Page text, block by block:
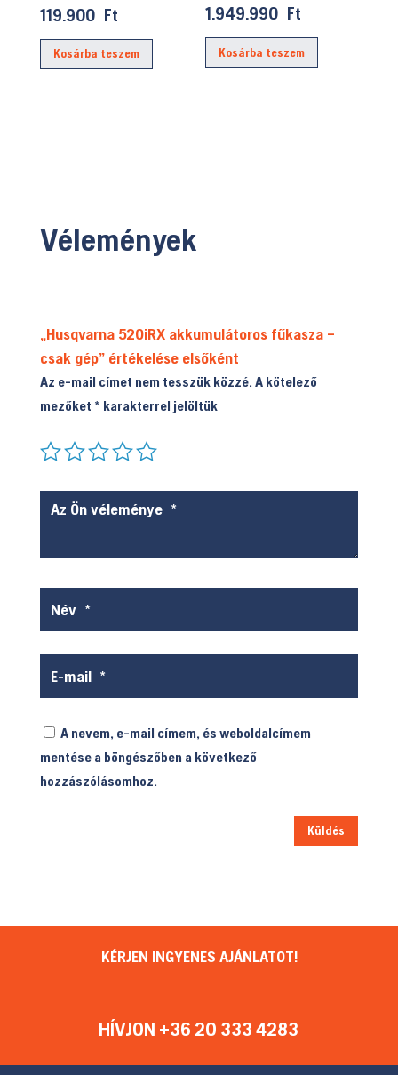
was:
149.990 Ft.
119.900 FtCurrent
price
is:
Kosárba teszem
1.949.990 Ft
Kosárba teszem
Vélemények
„Husqvarna 520iRX akkumulátoros fűkasza –
csak gép” értékelése elsőként
Az e-mail címet nem tesszük közzé. A kötelező
mezőket * karakterrel jelöltük
A nevem, e-mail címem, és weboldalcímem
mentése a böngészőben a következő
hozzászólásomhoz.
Küldés
KÉRJEN INGYENES AJÁNLATOT!
HÍVJON +36 20 333 4283